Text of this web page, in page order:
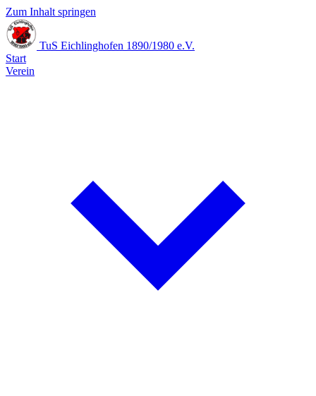
Zum Inhalt springen
TuS Eichlinghofen 1890/1980 e.V.
Start
Verein